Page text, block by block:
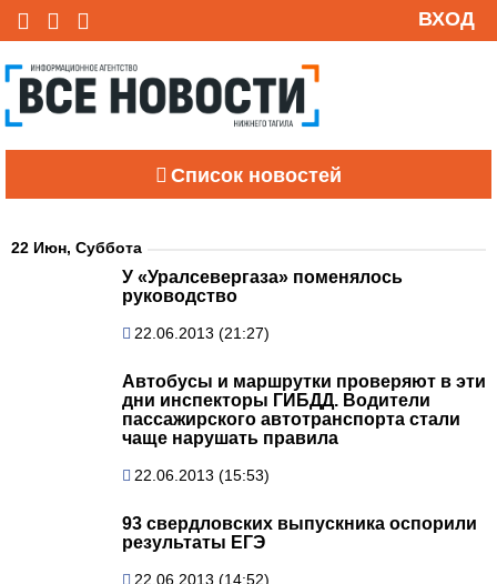
ВХОД
Список новостей
22 Июн, Суббота
У «Уралсевергаза» поменялось
руководство
22.06.2013 (21:27)
Автобусы и маршрутки проверяют в эти
дни инспекторы ГИБДД. Водители
пассажирского автотранспорта стали
чаще нарушать правила
22.06.2013 (15:53)
93 свердловских выпускника оспорили
результаты ЕГЭ
22.06.2013 (14:52)